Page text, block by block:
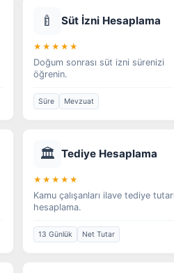
🍼 Süt İzni Hesaplama
★★★★★
Doğum sonrası süt izni sürenizi
öğrenin.
Süre Mevzuat
🏛️ Tediye Hesaplama
★★★★★
Kamu çalışanları ilave tediye tutarı
hesaplama.
13 Günlük Net Tutar